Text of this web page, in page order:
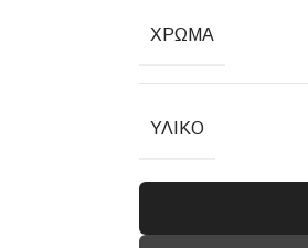
ΧΡΏΜΑ
ΥΛΙΚΌ